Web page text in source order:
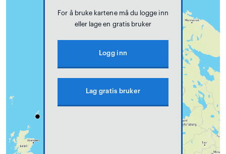
For å bruke kartene må du logge inn
eller lage en gratis bruker
Logg inn
Lag gratis bruker